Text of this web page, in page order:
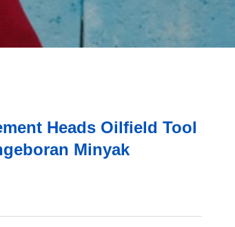
Heads Oilfield Tool
Minyak